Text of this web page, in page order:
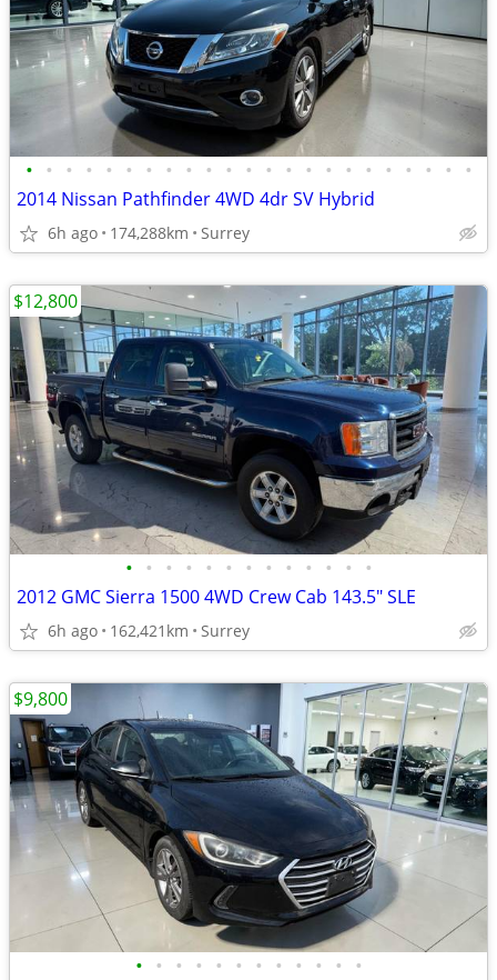
• • • • • • • • • • • • • • • • • • • • • • •
2014 Nissan Pathfinder 4WD 4dr SV Hybrid
6h ago 174,288km Surrey
• • • • • • • • • • • • •
2012 GMC Sierra 1500 4WD Crew Cab 143.5" SLE
6h ago 162,421km Surrey
$12,800
• • • • • • • • • • • •
$9,800